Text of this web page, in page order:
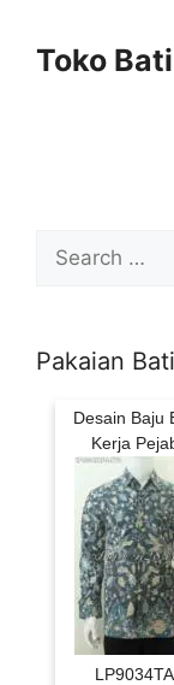
contentToko
for:
Pakaian
Desain Baju
Kerja